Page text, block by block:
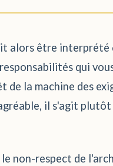
alors être interprété
qui
la machine des
il s'agit
non-respect de